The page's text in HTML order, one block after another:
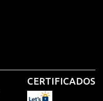
CERTIFICADOS